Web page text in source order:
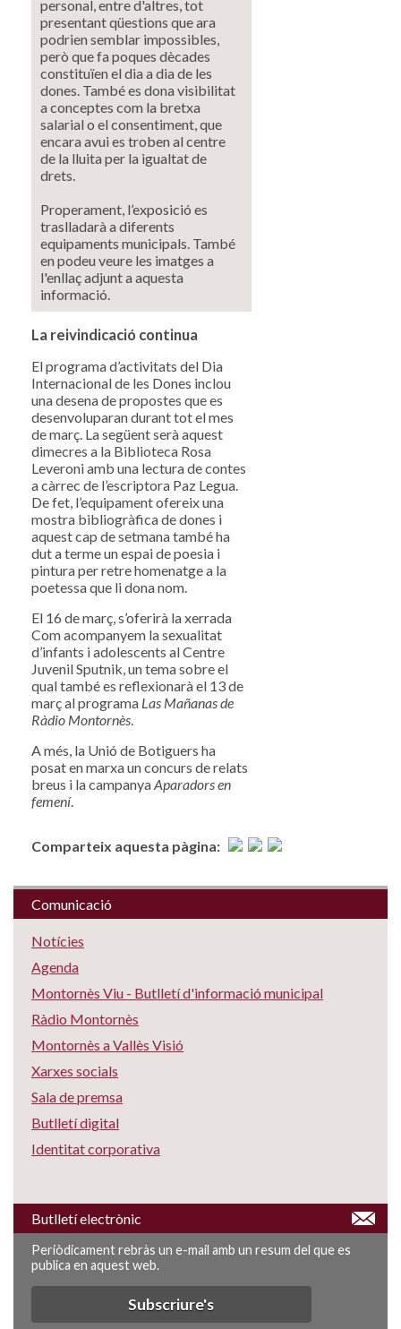
personal, entre d'altres, tot
presentant qüestions que ara
podrien semblar impossibles,
però que fa poques dècades
constituïen el dia a dia de les
dones. També es dona visibilitat
a conceptes com la bretxa
salarial o el consentiment, que
encara avui es troben al centre
de la lluita per la igualtat de
drets.
Properament, l’exposició es
traslladarà a diferents
equipaments municipals. També
en podeu veure les imatges a
l'enllaç adjunt a aquesta
informació.
La reivindicació continua
El programa d’activitats del Dia
Internacional de les Dones inclou
una desena de propostes que es
desenvoluparan durant tot el mes
de març. La següent serà aquest
dimecres a la Biblioteca Rosa
Leveroni amb una lectura de contes
a càrrec de l’escriptora Paz Legua.
De fet, l’equipament ofereix una
mostra bibliogràfica de dones i
aquest cap de setmana també ha
dut a terme un espai de poesia i
pintura per retre homenatge a la
poetessa que li dona nom.
El 16 de març, s’oferirà la xerrada
Com acompanyem la sexualitat
d’infants i adolescents al Centre
Juvenil Sputnik, un tema sobre el
qual també es reflexionarà el 13 de
març al programa Las Mañanas de
Ràdio Montornès.
A més, la Unió de Botiguers ha
posat en marxa un concurs de relats
breus i la campanyaAparadors en
femení.
Comparteix aquesta pàgina:
Comunicació
Notícies
Agenda
Montornès Viu - Butlletí d'informació municipal
Ràdio Montornès
Montornès a Vallès Visió
Xarxes socials
Sala de premsa
Butlletí digital
Identitat corporativa
Butlletí electrònic
Periòdicament rebràs un e-mail amb un resum del que es
publica en aquest web.
Subscriure's